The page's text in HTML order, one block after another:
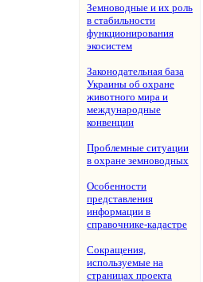
Земноводные и их роль
в стабильности
функционирования
экосистем
Законодательная база
Украины об охране
животного мира и
международные
конвенции
Проблемные ситуации
в охране земноводных
Особенности
представления
информации в
справочнике-кадастре
Сокращения,
используемые на
страницах проекта